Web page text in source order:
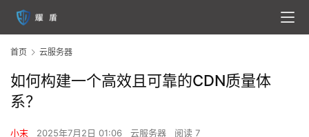
首页 云服务器
如何构建一个高效且可靠的CDN质量体
系？
小末 2025年7月2日 01:06 云服务器 阅读 7